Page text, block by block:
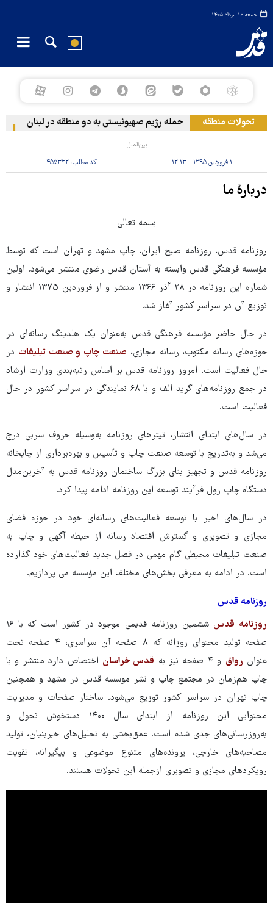
جمعه ۱۶ مرداد ۱۴۰۵
تحولات منطقه حمله رژیم صهیونیستی به دو منطقه در لبنان
بین‌الملل
۱ فروردین ۱۳۹۵ - ۱۲:۱۳ کد مطلب:۴۵۵۳۲۲
دربارهٔ ما
بسمه تعالی
روزنامه قدس، روزنامه صبح ایران، چاپ مشهد و تهران است که توسط
مؤسسه فرهنگی قدس وابسته به آستان قدس رضوی منتشر می‌شود. اولین
شماره این روزنامه در ۲۸ آذر ۱۳۶۶ منتشر و از فروردین ۱۳۷۵ انتشار و
توزیع آن در سراسر کشور آغاز شد.
در حال حاضر مؤسسه فرهنگی قدس به‌عنوان یک هلدینگ رسانه‌ای در
حوزه‌های رسانه مکتوب، رسانه مجازی، صنعت چاپ و صنعت تبلیغات در
حال فعالیت است. امروز روزنامه قدس بر اساس رتبه‌بندی وزارت ارشاد
در جمع روزنامه‌های گرید الف و با ۶۸ نمایندگی در سراسر کشور در حال
فعالیت است.
در سال‌های ابتدای انتشار، تیترهای روزنامه به‌وسیله حروف سربی درج
می‌شد و به‌تدریج با توسعه صنعت چاپ و تأسیس و بهره‌برداری از چاپخانه
روزنامه قدس و تجهیز بنای بزرگ ساختمان روزنامه قدس به آخرین‌مدل
دستگاه چاپ رول فرآیند توسعه این روزنامه ادامه پیدا کرد.
در سال‌های اخیر با توسعه فعالیت‌های رسانه‌ای خود در حوزه فضای
مجازی و تصویری و گسترش اقتصاد رسانه از حیطه آگهی و چاپ به
صنعت تبلیغات محیطی گام مهمی در فصل جدید فعالیت‌های خود گذارده
است. در ادامه به معرفی بخش‌های مختلف این مؤسسه می پردازیم.
روزنامه قدس
روزنامه قدس
ششمین روزنامه قدیمی موجود در کشور است که با ۱۶
صفحه تولید محتوای روزانه که ۸ صفحه آن سراسری، ۴ صفحه تحت
عنوان رواق و ۴ صفحه نیز به قدس خراسان اختصاص دارد منتشر و با
چاپ هم‌زمان در مجتمع چاپ و نشر موسسه قدس در مشهد و همچنین
چاپ تهران در سراسر کشور توزیع می‌شود. ساختار صفحات و مدیریت
محتوایی این روزنامه از ابتدای سال ۱۴۰۰ دستخوش تحول و
به‌روزرسانی‌های جدی شده است. عمق‌بخشی به تحلیل‌های خبربنیان، تولید
مصاحبه‌های خارجی، پرونده‌های متنوع موضوعی و پیگیرانه، تقویت
رویکردهای مجازی و تصویری ازجمله این تحولات هستند.